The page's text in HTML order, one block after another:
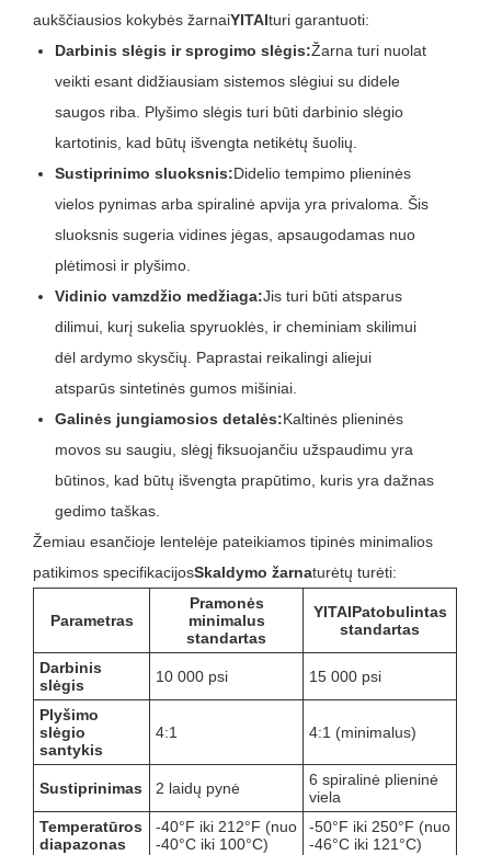
aukščiausios kokybės žarnaiYITAIturi garantuoti:
Darbinis slėgis ir sprogimo slėgis:Žarna turi nuolat
veikti esant didžiausiam sistemos slėgiui su didele
saugos riba. Plyšimo slėgis turi būti darbinio slėgio
kartotinis, kad būtų išvengta netikėtų šuolių.
Sustiprinimo sluoksnis:Didelio tempimo plieninės
vielos pynimas arba spiralinė apvija yra privaloma. Šis
sluoksnis sugeria vidines jėgas, apsaugodamas nuo
plėtimosi ir plyšimo.
Vidinio vamzdžio medžiaga:Jis turi būti atsparus
dilimui, kurį sukelia spyruoklės, ir cheminiam skilimui
dėl ardymo skysčių. Paprastai reikalingi aliejui
atsparūs sintetinės gumos mišiniai.
Galinės jungiamosios detalės:Kaltinės plieninės
movos su saugiu, slėgį fiksuojančiu užspaudimu yra
būtinos, kad būtų išvengta prapūtimo, kuris yra dažnas
gedimo taškas.
Žemiau esančioje lentelėje pateikiamos tipinės minimalios
patikimos specifikacijosSkaldymo žarnaturėtų turėti:
Parametras
Pramonės
minimalus
standartas
YITAIPatobulintas
standartas
Darbinis
slėgis
10 000 psi 15 000 psi
Plyšimo
slėgio
santykis
4:1 4:1 (minimalus)
Sustiprinimas 2 laidų pynė
6 spiralinė plieninė
viela
Temperatūros
diapazonas
-40°F iki 212°F (nuo
-40°C iki 100°C)
-50°F iki 250°F (nuo
-46°C iki 121°C)